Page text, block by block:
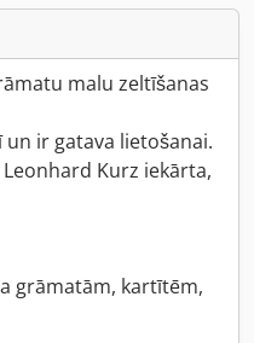
malu zeltīšanas
ir gatava lietošanai.
Kurz iekārta,
grāmatām, kartītēm,